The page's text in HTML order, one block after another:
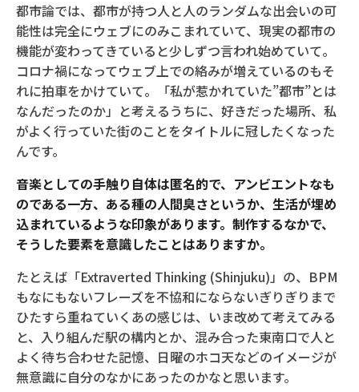
都市論では、都市が持つ人と人のランダムな出会いの可
能性は完全にウェブにのみこまれていて、現実の都市の
機能が変わってきていると少しずつ言われ始めていて。
コロナ禍になってウェブ上での絡みが増えているのもそ
れに拍車をかけていて。「私が惹かれていた”都市”とは
なんだったのか」と考えるうちに、好きだった場所、私
がよく行っていた街のことをタイトルに冠したくなった
んです。
音楽としての手触り自体は匿名的で、アンビエントなも
のである一方、ある種の人間臭さというか、生活が埋め
込まれているような印象があります。制作するなかで、
そうした要素を意識したことはありますか。
たとえば「Extraverted Thinking (Shinjuku)」の、BPM
もなにもないフレーズを不協和にならないぎりぎりまで
ひたすら重ねていくあの感じは、いま改めて考えてみる
と、入り組んだ駅の構内とか、混み合った東南口で人と
よく待ち合わせた記憶、日曜のホコ天などのイメージが
無意識に自分のなかにあったのかなと思います。